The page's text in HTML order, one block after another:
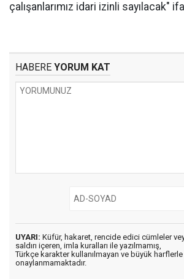
çalışanlarımız idari izinli sayılacak"
HABERE YORUM KAT
UYARI: Küfür, hakaret, rencide edici cümleler
saldırı içeren, imla kuralları ile yazılmamış,
Türkçe karakter kullanılmayan ve büyük harflerle
onaylanmamaktadır.